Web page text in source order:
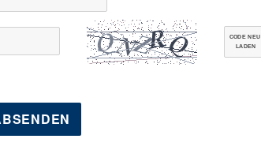
CODE NEU
LADEN